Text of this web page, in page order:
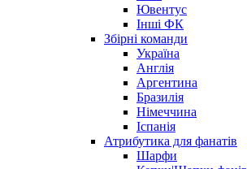
Ювентус
Інші ФК
Збірні команди
Україна
Англія
Аргентина
Бразилія
Німеччина
Іспанія
Атрибутика для фанатів
Шарфи